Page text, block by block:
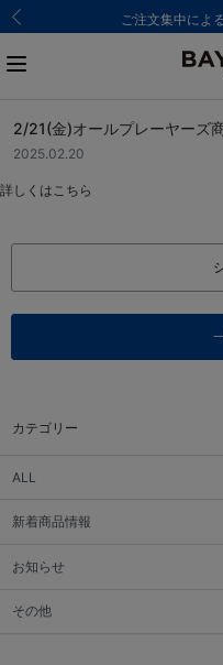
ご注文集中によ
カテゴリー
ALL
新着商品情報
お知らせ
その他
2/21(金)オールプレーヤーズ
2025.02.20
詳しくはこちら